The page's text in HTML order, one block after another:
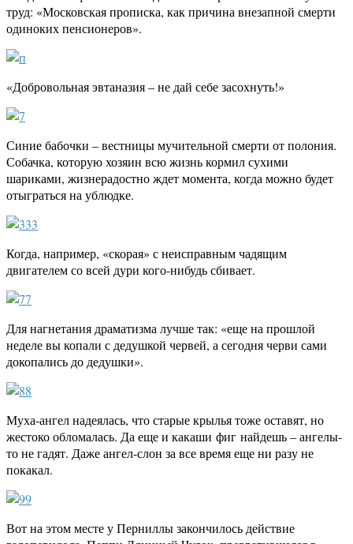
труд: «Московская прописка, как причина внезапной смерти
одиноких пенсионеров».
«Добровольная эвтаназия – не дай себе засохнуть!»
Синие бабочки – вестницы мучительной смерти от полония.
Собачка, которую хозяин всю жизнь кормил сухими
шариками, жизнерадостно ждет момента, когда можно будет
отыграться на ублюдке.
Когда, например, «скорая» с неисправным чадящим
двигателем со всей дури кого-нибудь сбивает.
Для нагнетания драматизма лучше так: «еще на прошлой
неделе вы копали с дедушкой червей, а сегодня черви сами
докопались до дедушки».
Муха-ангел надеялась, что старые крылья тоже оставят, но
жестоко обломалась. Да еще и какаши фиг найдешь – ангелы-
то не гадят. Даже ангел-слон за все время еще ни разу не
покакал.
Вот на этом месте у Перниллы закончилось действие